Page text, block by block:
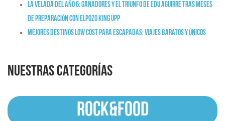
La Velada del Año 6: ganadores y el triunfo de Edu Aguirre tras meses
de preparación con ElPozo King Upp
Mejores destinos low cost para escapadas: viajes baratos y únicos
NUESTRAS CATEGORÍAS
ROCK&FOOD